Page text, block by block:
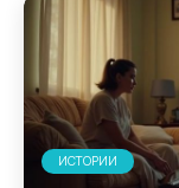
ИСТОРИИ